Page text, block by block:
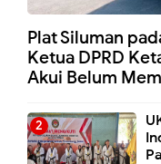
Plat Siluman
Ketua DPRD
Akui Belum